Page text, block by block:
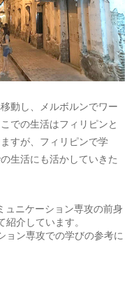
動し、メルボルンでワー
での生活はフィリピンと
すが、フィリピンで学
生活にも活かしていきた
ニケーション専攻の前身
介しています。
ン専攻での学びの参考に